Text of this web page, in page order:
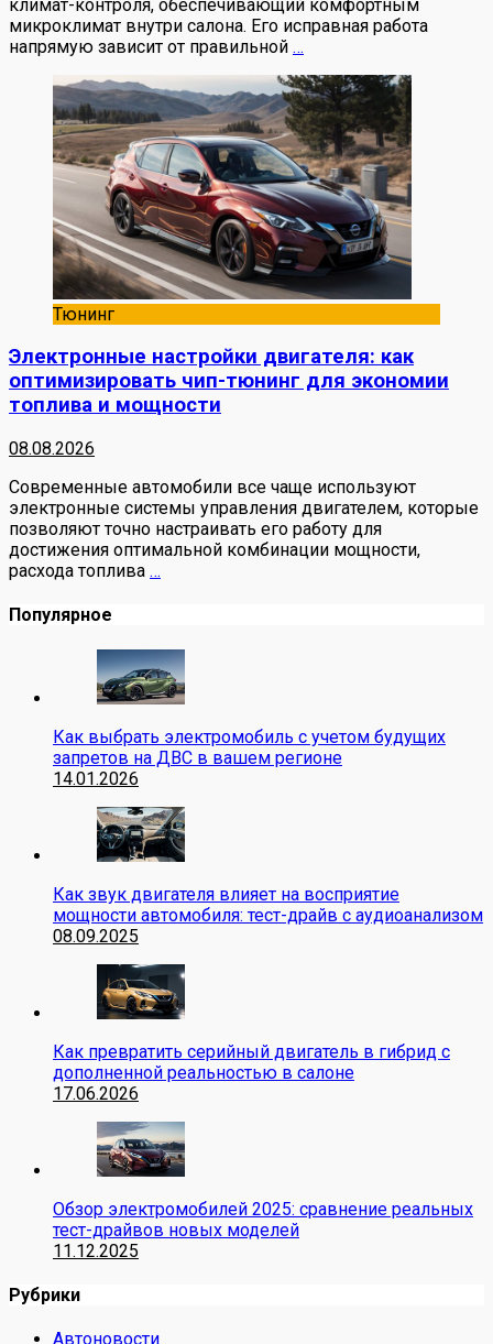
климат-контроля, обеспечивающий комфортным
микроклимат внутри салона. Его исправная работа
напрямую зависит от правильной …
Тюнинг
Электронные настройки двигателя: как
оптимизировать чип-тюнинг для экономии
топлива и мощности
08.08.2026
Современные автомобили все чаще используют
электронные системы управления двигателем, которые
позволяют точно настраивать его работу для
достижения оптимальной комбинации мощности,
расхода топлива …
Популярное
Как выбрать электромобиль с учетом будущих
запретов на ДВС в вашем регионе
14.01.2026
Как звук двигателя влияет на восприятие
мощности автомобиля: тест-драйв с аудиоанализом
08.09.2025
Как превратить серийный двигатель в гибрид с
дополненной реальностью в салоне
17.06.2026
Обзор электромобилей 2025: сравнение реальных
тест-драйвов новых моделей
11.12.2025
Рубрики
Автоновости